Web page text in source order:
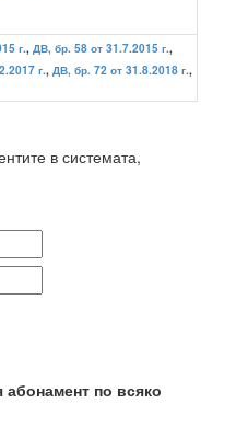
г., ДВ, бр. 58 от 31.7.2015 г.,
г., ДВ, бр. 72 от 31.8.2018 г.,
в системата,
по всяко